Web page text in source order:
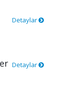
Detaylar
Detaylar